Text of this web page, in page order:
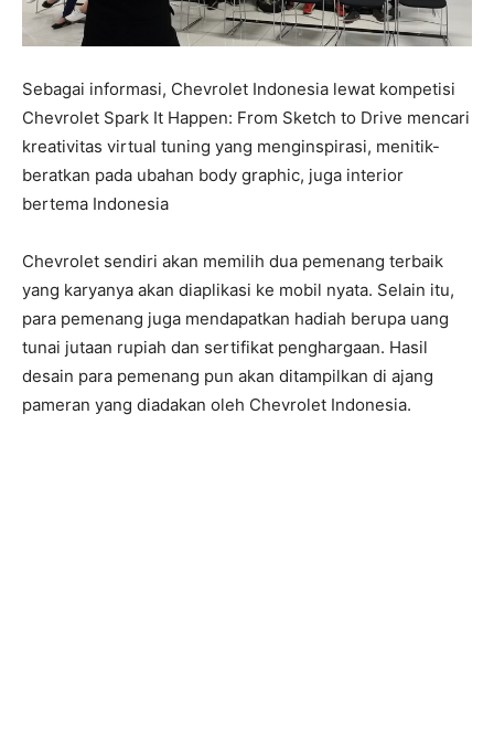
Sebagai informasi, Chevrolet Indonesia lewat kompetisi
Chevrolet Spark It Happen: From Sketch to Drive mencari
kreativitas virtual tuning yang menginspirasi, menitik-
beratkan pada ubahan body graphic, juga interior
bertema Indonesia
Chevrolet sendiri akan memilih dua pemenang terbaik
yang karyanya akan diaplikasi ke mobil nyata. Selain itu,
para pemenang juga mendapatkan hadiah berupa uang
tunai jutaan rupiah dan sertifikat penghargaan. Hasil
desain para pemenang pun akan ditampilkan di ajang
pameran yang diadakan oleh Chevrolet Indonesia.